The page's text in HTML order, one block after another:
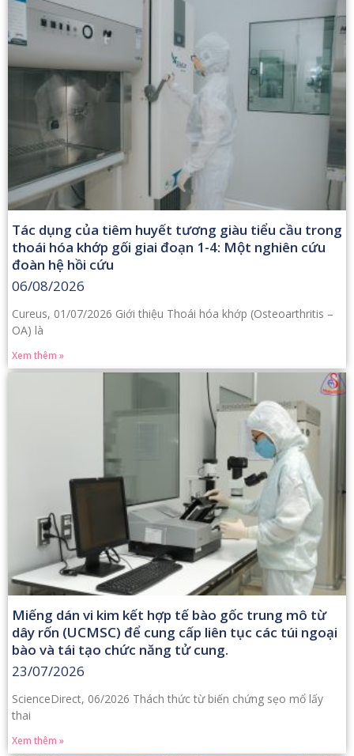
Tác dụng của tiêm huyết tương giàu tiểu cầu trong
thoái hóa khớp gối giai đoạn 1-4: Một nghiên cứu
đoàn hệ hồi cứu
06/08/2026
Cureus, 01/07/2026 Giới thiệu Thoái hóa khớp (Osteoarthritis –
OA) là
Xem thêm »
Miếng dán vi kim kết hợp tế bào gốc trung mô từ
dây rốn (UCMSC) để cung cấp liên tục các túi ngoại
bào và tái tạo chức năng tử cung.
23/07/2026
ScienceDirect, 06/2026 Thách thức từ biến chứng sẹo mổ lấy
thai
Xem thêm »